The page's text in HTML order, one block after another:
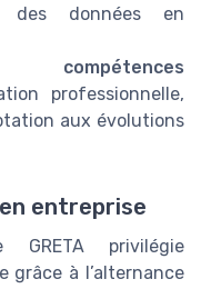
des données en
compétences
professionnelle,
aux évolutions
entreprise
GRETA privilégie
grâce à l’alternance